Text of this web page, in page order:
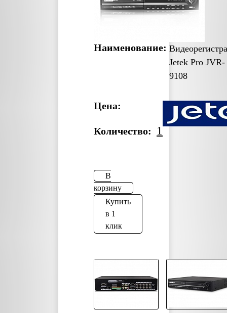
Наименование:
Jetek Pro JVR-
9108
Цена:
Количество: 1
В
корзину
Купить
в 1
клик